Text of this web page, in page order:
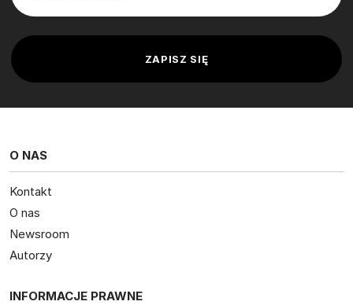
O NAS
Kontakt
O nas
Newsroom
Autorzy
INFORMACJE PRAWNE